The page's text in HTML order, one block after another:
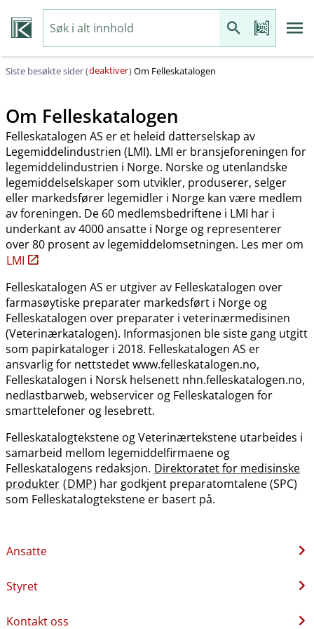
Siste besøkte sider (deaktiver)Om Felleskatalogen
Om Felleskatalogen
Felleskatalogen AS er et heleid datterselskap av
Legemiddelindustrien (LMI). LMI er bransjeforeningen for
legemiddelindustrien i Norge. Norske og utenlandske
legemiddelselskaper som utvikler, produserer, selger
eller markedsfører legemidler i Norge kan være medlem
av foreningen. De 60 medlemsbedriftene i LMI har i
underkant av 4000 ansatte i Norge og representerer
over 80 prosent av legemiddelomsetningen. Les mer om
LMI
Felleskatalogen AS er utgiver av Felleskatalogen over
farmasøytiske preparater markedsført i Norge og
Felleskatalogen over preparater i veterinærmedisinen
(Veterinærkatalogen). Informasjonen ble siste gang utgitt
som papirkataloger i 2018. Felleskatalogen AS er
ansvarlig for nettstedet www.felleskatalogen.no,
Felleskatalogen i Norsk helsenett nhn.felleskatalogen.no,
nedlastbarweb, webservicer og Felleskatalogen for
smarttelefoner og lesebrett.
Felleskatalogtekstene og Veterinærtekstene utarbeides i
samarbeid mellom legemiddelfirmaene og
Felleskatalogens redaksjon. Direktoratet for medisinske
produkter (DMP) har godkjent preparatomtalene (SPC)
som Felleskatalogtekstene er basert på.
Ansatte
Styret
Kontakt oss